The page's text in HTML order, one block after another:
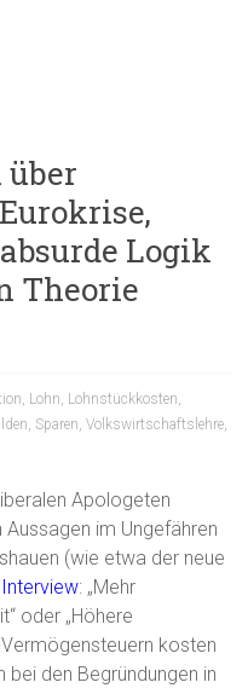
über
Logik
Theorie
, Lohn, Lohnstückkosten,
, Sparen,Volkswirtschaftslehre,
Apologeten
im Ungefähren
(wie etwa der neue
: „Mehr
oder „Höhere
kosten
bei den Begründungen in